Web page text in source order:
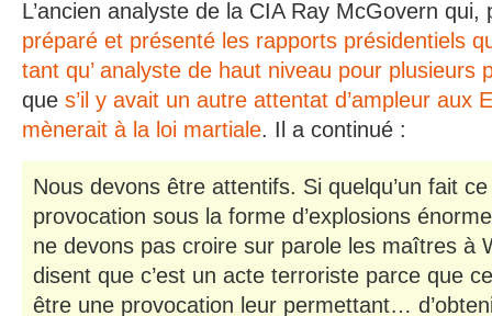
L’ancien analyste de la CIA Ray McGovern
préparé et présenté les rapports présidentiels
tant qu’ analyste de haut niveau pour plusieurs
que s’il y avait un autre attentat d’ampleur aux
mènerait à la loi martiale. Il a continué :
Nous devons être attentifs. Si quelqu’un fait
provocation sous la forme d’explosions
ne devons pas croire sur parole les maîtres à
disent que c’est un acte terroriste parce que
être une provocation leur permettant…